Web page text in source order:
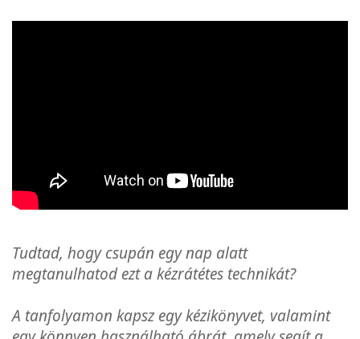
Tudtad, hogy csupán egy nap alatt
megtanulhatod ezt a kézrátétes technikát?
A tanfolyamon kapsz egy kézikönyvet, valamint